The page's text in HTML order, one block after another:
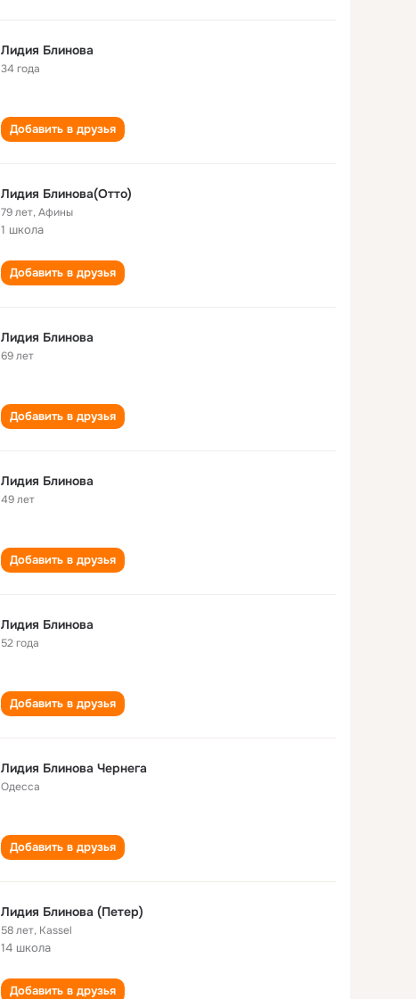
Лидия Блинова
34 года
Добавить в друзья
Лидия Блинова(Отто)
79 лет,Афины
1 школа
Добавить в друзья
Лидия Блинова
69 лет
Добавить в друзья
Лидия Блинова
49 лет
Добавить в друзья
Лидия Блинова
52 года
Добавить в друзья
Лидия Блинова Чернега
Одесса
Добавить в друзья
Лидия Блинова (Петер)
58 лет, Kassel
14 школа
Добавить в друзья